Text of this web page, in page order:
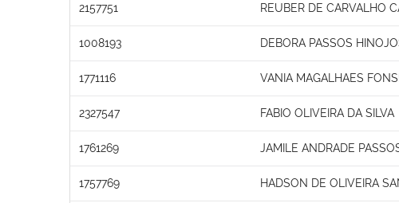
2157751 REUBER DE CARVALHO
1008193 DEBORA PASSOS
1771116 VANIA MAGALHAES
2327547 FABIO OLIVEIRA DA SILVA
1761269 JAMILE ANDRADE
1757769 HADSON DE OLIVEIRA